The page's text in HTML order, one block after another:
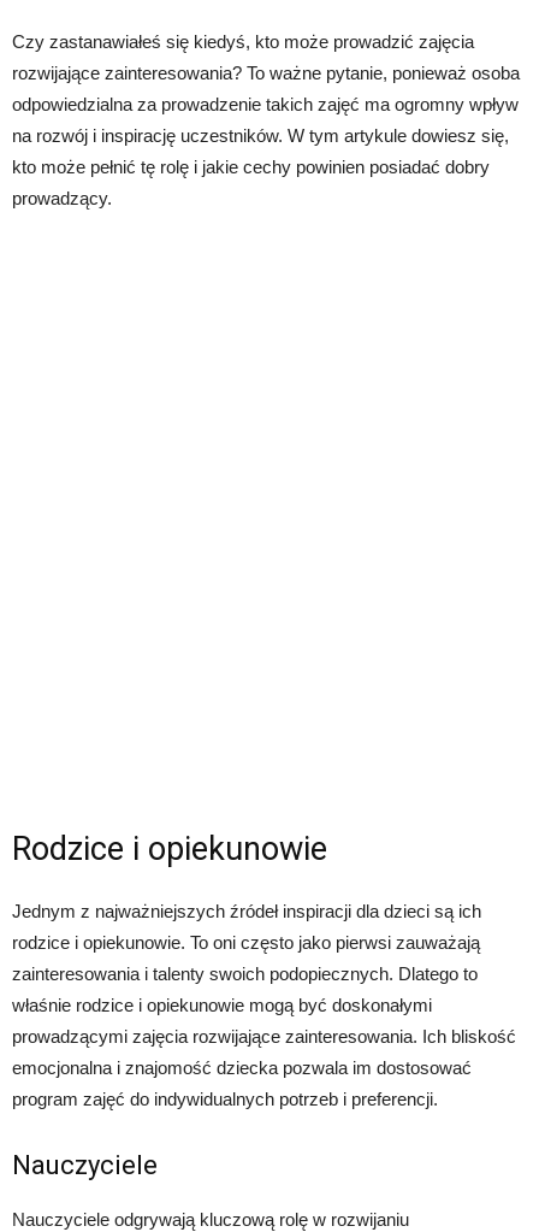
Czy zastanawiałeś się kiedyś, kto może prowadzić zajęcia
rozwijające zainteresowania? To ważne pytanie, ponieważ osoba
odpowiedzialna za prowadzenie takich zajęć ma ogromny wpływ
na rozwój i inspirację uczestników. W tym artykule dowiesz się,
kto może pełnić tę rolę i jakie cechy powinien posiadać dobry
prowadzący.
Rodzice i opiekunowie
Jednym z najważniejszych źródeł inspiracji dla dzieci są ich
rodzice i opiekunowie. To oni często jako pierwsi zauważają
zainteresowania i talenty swoich podopiecznych. Dlatego to
właśnie rodzice i opiekunowie mogą być doskonałymi
prowadzącymi zajęcia rozwijające zainteresowania. Ich bliskość
emocjonalna i znajomość dziecka pozwala im dostosować
program zajęć do indywidualnych potrzeb i preferencji.
Nauczyciele
Nauczyciele odgrywają kluczową rolę w rozwijaniu